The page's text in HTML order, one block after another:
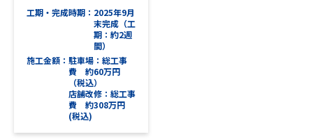
工期・完成時期
2025年9月
末完成（工
期：約2週
間）
施工金額
駐車場：総工事
費 約60万円
（税込）
店舗改修：総工事
費 約308万円
(税込)